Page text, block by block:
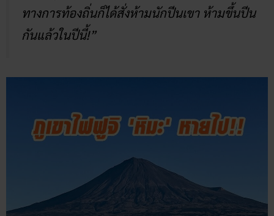
ทางการท้องถิ่นก็ได้สั่งห้ามนักปีนเขา ห้ามขึ้นปีน
กันแล้วในปีนี้!”